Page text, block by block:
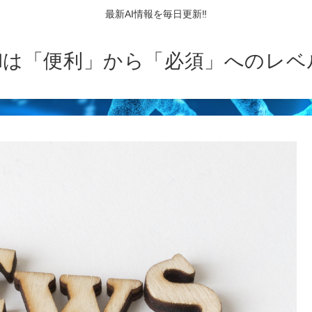
最新AI情報を毎日更新‼
「便利」から「必須」へのレベ